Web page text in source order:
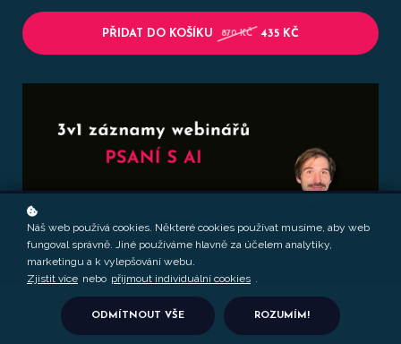
PŘIDAT DO KOŠÍKU 870 KČ 435 KČ
Náš web používá cookies. Některé cookies používat musíme, aby web
fungoval správně. Jiné používáme hlavně za účelem analytiky,
marketingu a k vylepšování webu.
Zjistit více nebo přijmout individuální cookies .
ODMÍTNOUT VŠE ROZUMÍM!